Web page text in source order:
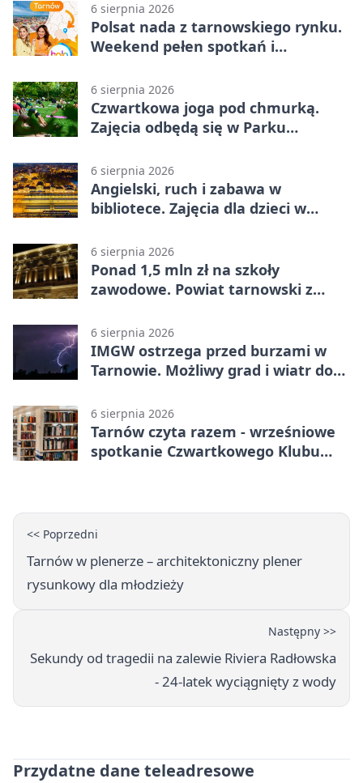
6 sierpnia 2026
Polsat nada z tarnowskiego rynku.
Weekend pełen spotkań i
6 sierpnia 2026
Czwartkowa joga pod chmurką.
Zajęcia odbędą się w Parku
6 sierpnia 2026
Angielski, ruch i zabawa w
bibliotece. Zajęcia dla dzieci w
6 sierpnia 2026
Ponad 1,5 mln zł na szkoły
zawodowe. Powiat tarnowski z
6 sierpnia 2026
IMGW ostrzega przed burzami w
Tarnowie. Możliwy grad i wiatr do
6 sierpnia 2026
Tarnów czyta razem - wrześniowe
spotkanie Czwartkowego Klubu
<< Poprzedni
Tarnów w plenerze – architektoniczny plener
rysunkowy dla młodzieży
Następny >>
Sekundy od tragedii na zalewie Riviera Radłowska
- 24-latek wyciągnięty z wody
Przydatne dane teleadresowe